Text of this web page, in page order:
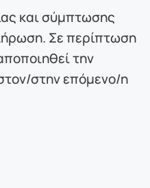
και σύμπτωσης
Σε περίπτωση
την
στην επόμενο/η